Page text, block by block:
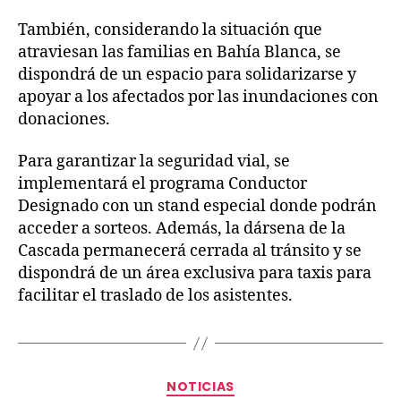
También, considerando la situación que
atraviesan las familias en Bahía Blanca, se
dispondrá de un espacio para solidarizarse y
apoyar a los afectados por las inundaciones con
donaciones.
Para garantizar la seguridad vial, se
implementará el programa Conductor
Designado con un stand especial donde podrán
acceder a sorteos. Además, la dársena de la
Cascada permanecerá cerrada al tránsito y se
dispondrá de un área exclusiva para taxis para
facilitar el traslado de los asistentes.
NOTICIAS